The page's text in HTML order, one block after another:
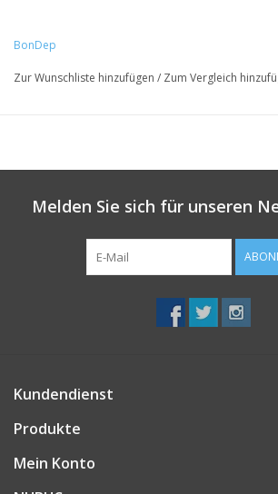
BonDep
Zur Wunschliste hinzufügen / Zum Vergleich
Melden Sie sich für unseren
Kundendienst
Produkte
Mein Konto